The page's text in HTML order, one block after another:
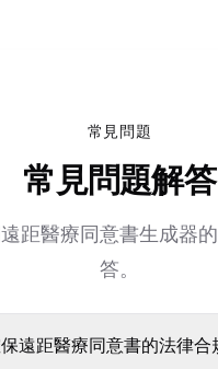
常見問題
常見問題解答
距醫療同意書生成器
答。
遠距醫療同意書的法律合